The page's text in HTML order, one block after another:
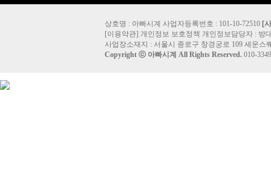
상호명 : 아빠시계 사업자등록번호 : 101-10-72510 [
[이용약관] 개인정보 보호정책 개인정보담당자 : 방
사업장소재지 : 서울시 종로구 창경궁로 109 세운스
Copyright ⓒ 아빠시계 All Rights Reserved. 010-